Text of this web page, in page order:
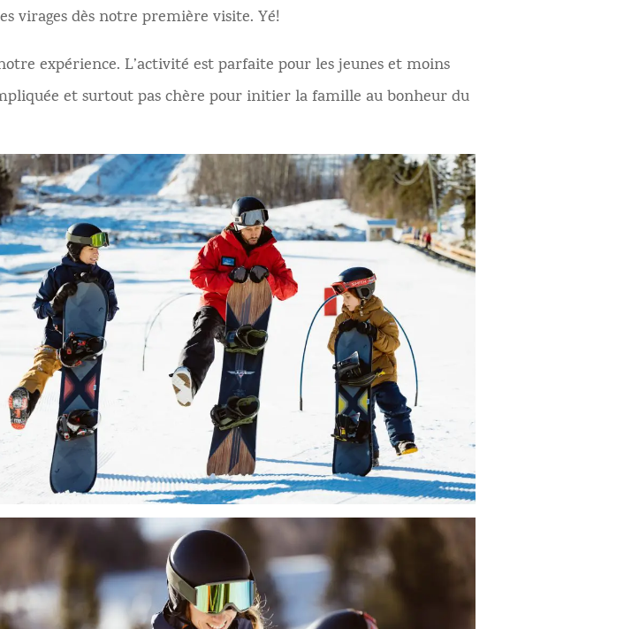
virages dès notre première visite. Yé!
expérience. L’activité est parfaite pour les jeunes et moins
et surtout pas chère pour initier la famille au bonheur du